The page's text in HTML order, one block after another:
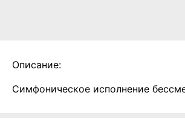
Описание:
Симфоническое исполнение